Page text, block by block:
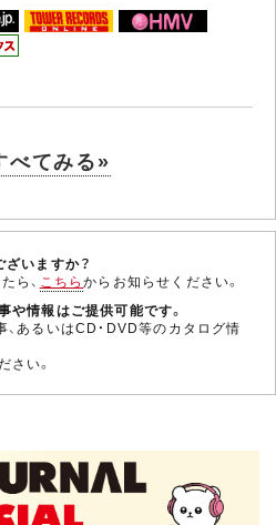
べてみる»
いますか？
ら、 こちらからお知らせください。
情報はご提供可能です。
あるいはCD・DVD等のカタログ情
さい。